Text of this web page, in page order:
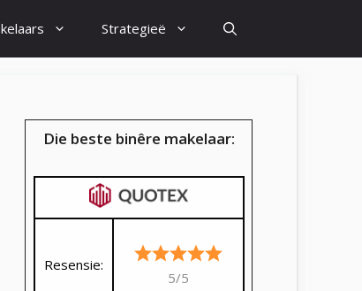
Strategieë
Die beste binêre makelaar:
Resensie:
5/5